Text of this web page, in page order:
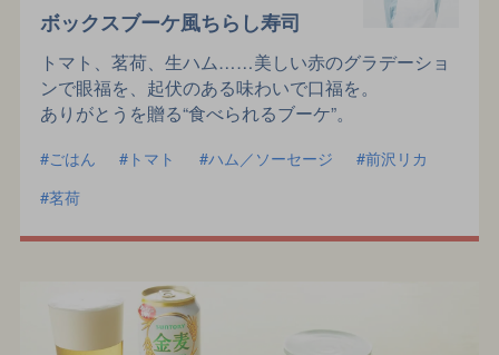
ボックスブーケ風ちらし寿司
トマト、茗荷、生ハム……美しい赤のグラデーショ
ンで眼福を、起伏のある味わいで口福を。
ありがとうを贈る“食べられるブーケ”。
ごはん トマト ハム／ソーセージ
前沢リカ
茗荷